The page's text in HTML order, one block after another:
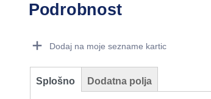
Podrobnost
Dodaj na moje sezname kartic
Splošno Dodatna polja